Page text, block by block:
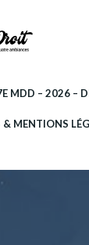
MDD – 2026 –
MENTIONS